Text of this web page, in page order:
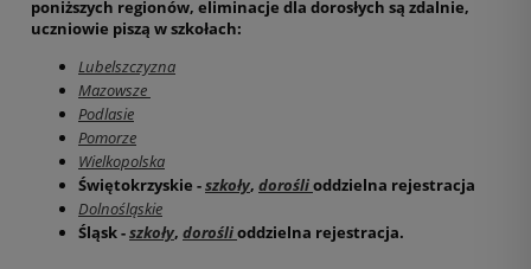
poniższych regionów, eliminacje dla dorosłych są zdalnie,
uczniowie piszą w szkołach:
Lubelszczyzna
Mazowsze
Podlasie
Pomorze
Wielkopolska
Świętokrzyskie -szkoły, doroślioddzielna rejestracja
Dolnośląskie
Śląsk -szkoły, doroślioddzielna rejestracja.